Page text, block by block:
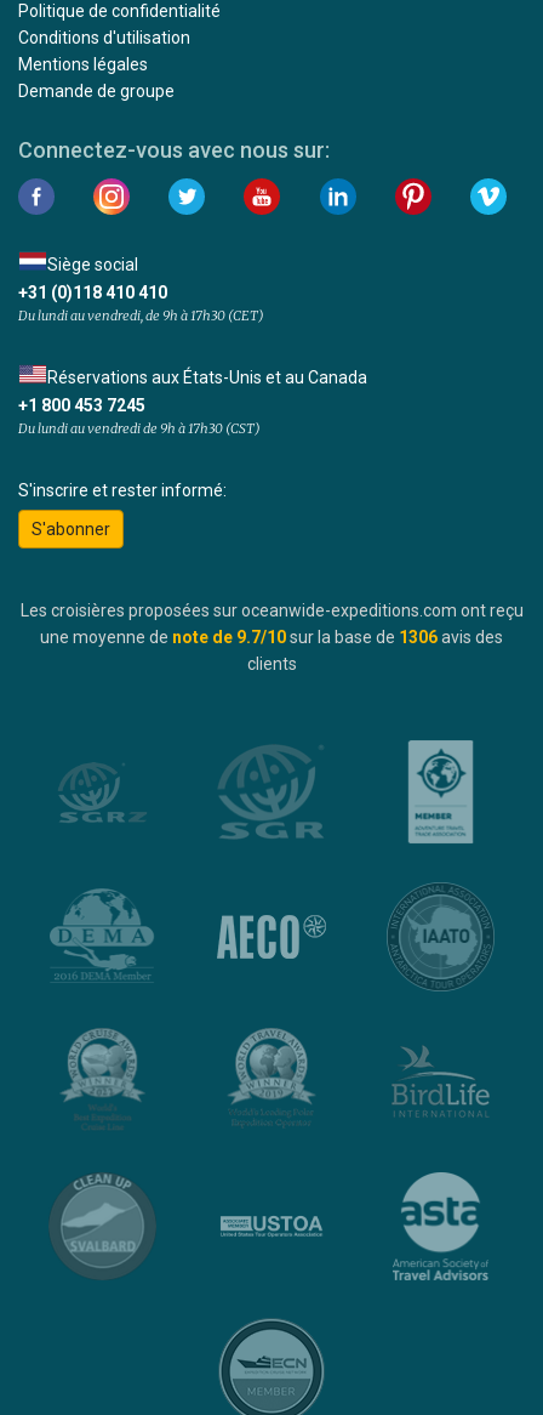
Politique de confidentialité
Conditions d'utilisation
Mentions légales
Demande de groupe
Connectez-vous avec nous sur:
Siège social
+31 (0)118 410 410
Du lundi au vendredi, de 9h à 17h30 (CET)
Réservations aux États-Unis et au Canada
+1 800 453 7245
Du lundi au vendredi de 9h à 17h30 (CST)
S'inscrire et rester informé:
S'abonner
Les croisières proposées sur oceanwide-expeditions.com ont reçu
une moyenne de note de 9.7/10sur la base de 1306avis des
clients